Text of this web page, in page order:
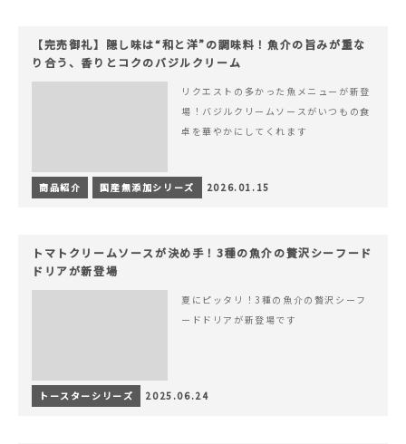
【完売御礼】隠し味は“和と洋”の調味料！魚介の旨みが重な
り合う、香りとコクのバジルクリーム
リクエストの多かった魚メニューが新登
場！バジルクリームソースがいつもの食
卓を華やかにしてくれます
商品紹介 国産無添加シリーズ 2026.01.15
トマトクリームソースが決め手！3種の魚介の贅沢シーフード
ドリアが新登場
夏にピッタリ！3種の魚介の贅沢シーフ
ードドリアが新登場です
トースターシリーズ 2025.06.24